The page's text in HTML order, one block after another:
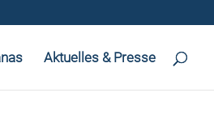
Aktuelles & Presse